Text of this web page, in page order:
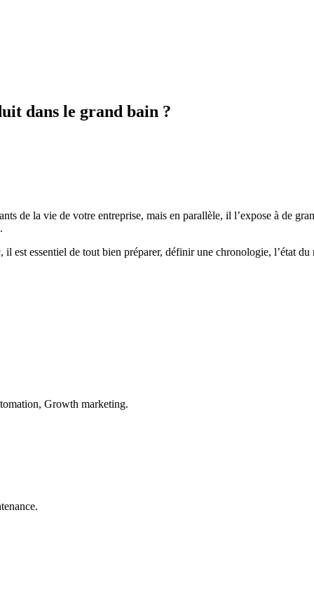
dans le grand bain ?
de la vie de votre entreprise, mais en parallèle, il l’expose à de
est essentiel de tout bien préparer, définir une chronologie, l’état
Growth marketing.